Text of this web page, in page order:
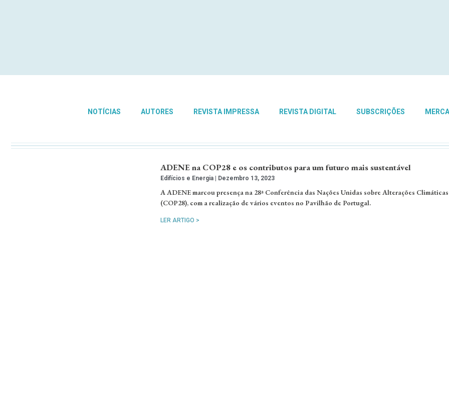
NOTÍCIAS AUTORES REVISTA IMPRESSA REVISTA DIGITAL SUBSCRIÇÕES
ADENE na COP28 e os contributos para um futuro mais sustentável
Edifícios e Energia Dezembro 13, 2023
A ADENE marcou presença na 28ª Conferência das Nações Unidas sobre Alterações Climáticas
(COP28), com a realização de vários eventos no Pavilhão de Portugal.
LER ARTIGO >